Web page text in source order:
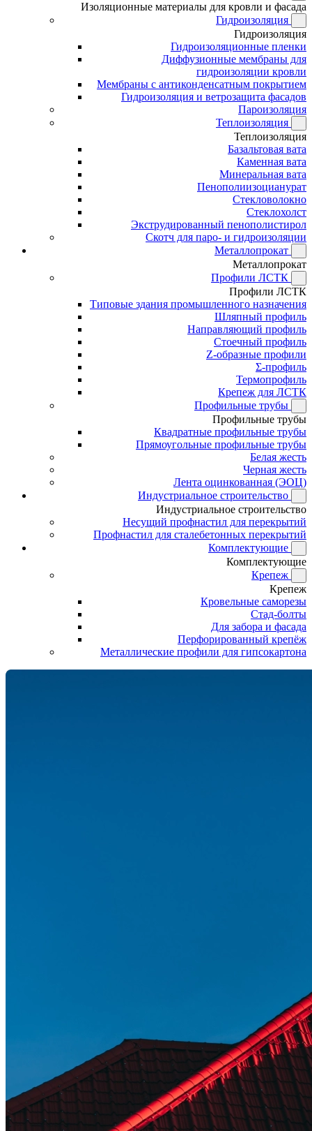
Изоляционные материалы для кровли и фасада
Гидроизоляция
Гидроизоляция
Гидроизоляционные пленки
Диффузионные мембраны для
гидроизоляции кровли
Мембраны с антиконденсатным покрытием
Гидроизоляция и ветрозащита фасадов
Пароизоляция
Теплоизоляция
Теплоизоляция
Базальтовая вата
Каменная вата
Минеральная вата
Пенополиизоцианурат
Стекловолокно
Стеклохолст
Экструдированный пенополистирол
Скотч для паро- и гидроизоляции
Металлопрокат
Металлопрокат
Профили ЛСТК
Профили ЛСТК
Типовые здания промышленного назначения
Шляпный профиль
Направляющий профиль
Стоечный профиль
Z-образные профили
Σ-профиль
Термопрофиль
Крепеж для ЛСТК
Профильные трубы
Профильные трубы
Квадратные профильные трубы
Прямоугольные профильные трубы
Белая жесть
Черная жесть
Лента оцинкованная (ЭОЦ)
Индустриальное строительство
Индустриальное строительство
Несущий профнастил для перекрытий
Профнастил для сталебетонных перекрытий
Комплектующие
Комплектующие
Крепеж
Крепеж
Кровельные саморезы
Стад-болты
Для забора и фасада
Перфорированный крепёж
Металлические профили для гипсокартона